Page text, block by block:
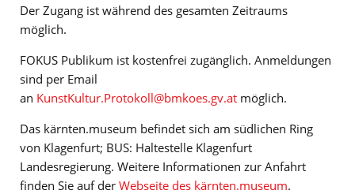
Der Zugang ist während des gesamten Zeitraums
möglich.
FOKUS Publikum ist kostenfrei zugänglich. Anmeldungen
sind per Email
an KunstKultur.Protokoll@bmkoes.gv.at möglich.
Das kärnten.museum befindet sich am südlichen Ring
von Klagenfurt; BUS: Haltestelle Klagenfurt
Landesregierung. Weitere Informationen zur Anfahrt
finden Sie auf der Webseite des kärnten.museum.